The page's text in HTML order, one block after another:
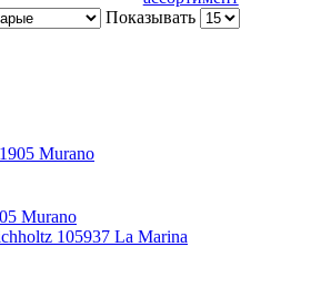
Показывать
Murano